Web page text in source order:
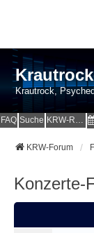
Krautrock,
FAQ Suche KRW-Radio
KRW-Forum
Konzerte-